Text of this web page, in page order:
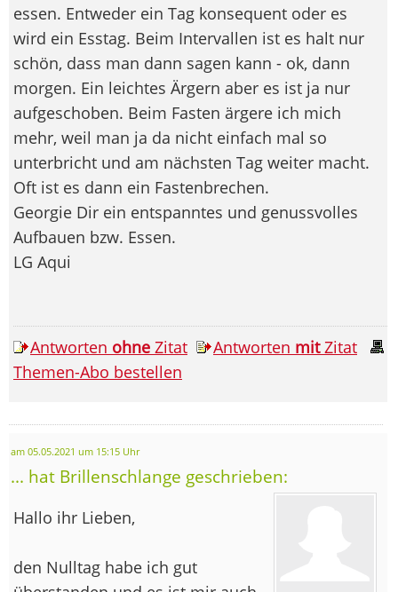
essen. Entweder ein Tag konsequent oder es
wird ein Esstag. Beim Intervallen ist es halt nur
schön, dass man dann sagen kann - ok, dann
morgen. Ein leichtes Ärgern aber es ist ja nur
aufgeschoben. Beim Fasten ärgere ich mich
mehr, weil man ja da nicht einfach mal so
unterbricht und am nächsten Tag weiter macht.
Oft ist es dann ein Fastenbrechen.
Georgie Dir ein entspanntes und genussvolles
Aufbauen bzw. Essen.
LG Aqui
Antworten ohne Zitat Antworten mitZitat
Themen-Abo bestellen
am 05.05.2021 um 15:15 Uhr
... hat Brillenschlange geschrieben:
Hallo ihr Lieben,
den Nulltag habe ich gut